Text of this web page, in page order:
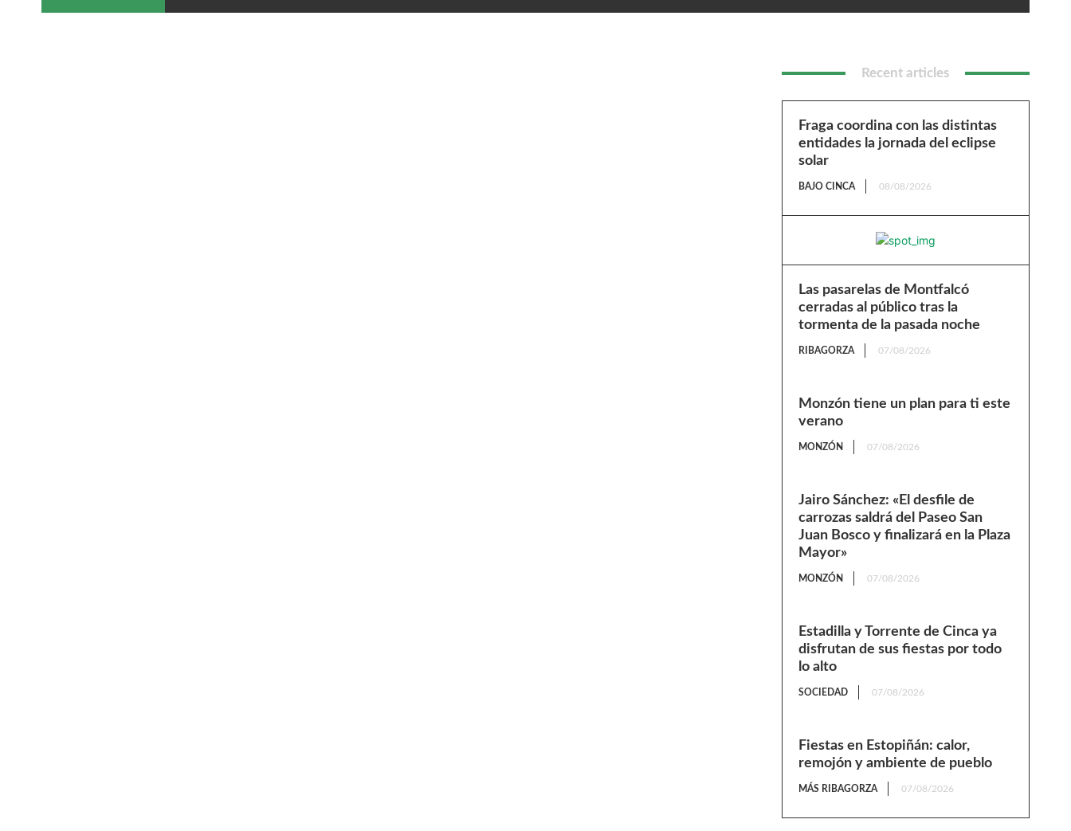
Recent articles
Fraga coordina con las distintas
entidades la jornada del eclipse
solar
BAJO CINCA 08/08/2026
Las pasarelas de Montfalcó
cerradas al público tras la
tormenta de la pasada noche
RIBAGORZA 07/08/2026
Monzón tiene un plan para ti este
verano
MONZÓN 07/08/2026
Jairo Sánchez: «El desfile de
carrozas saldrá del Paseo San
Juan Bosco y finalizará en la Plaza
Mayor»
MONZÓN 07/08/2026
Estadilla y Torrente de Cinca ya
disfrutan de sus fiestas por todo
lo alto
SOCIEDAD 07/08/2026
Fiestas en Estopiñán: calor,
remojón y ambiente de pueblo
MÁS RIBAGORZA 07/08/2026